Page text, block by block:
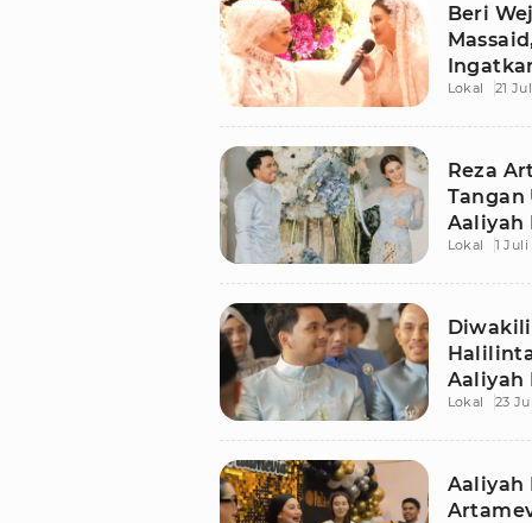
Beri
Besar
Lokal 21
Reza
Tangan
Aaliyah
Lokal 1 Juli
Aaliyah
Lokal 23
Aaliyah